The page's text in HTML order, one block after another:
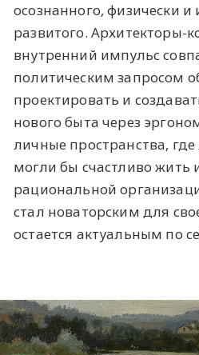
осознанного, физически
развитого. Архитекторы-
внутренний импульс
политическим запросом
проектировать и
нового быта через
личные пространства,
могли бы счастливо жить
рациональной
стал новаторским для
остается актуальным по